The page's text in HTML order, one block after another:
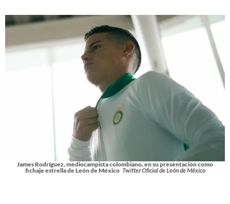
James Rodríguez, mediocampista colombiano, en su presentación como
fichaje estrella de León de México Twitter Oficial de León de México